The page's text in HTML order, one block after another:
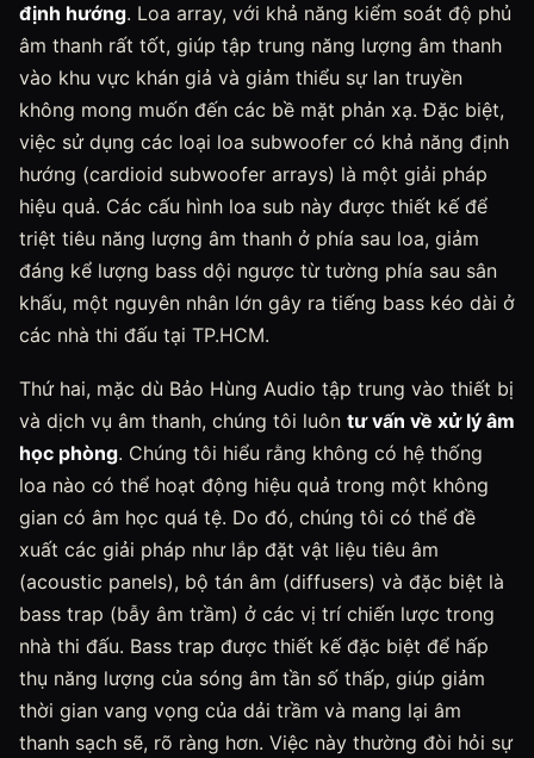
định hướng. Loa array, với khả năng kiểm soát độ phủ
âm thanh rất tốt, giúp tập trung năng lượng âm thanh
vào khu vực khán giả và giảm thiểu sự lan truyền
không mong muốn đến các bề mặt phản xạ. Đặc biệt,
việc sử dụng các loại loa subwoofer có khả năng định
hướng (cardioid subwoofer arrays) là một giải pháp
hiệu quả. Các cấu hình loa sub này được thiết kế để
triệt tiêu năng lượng âm thanh ở phía sau loa, giảm
đáng kể lượng bass dội ngược từ tường phía sau sân
khấu, một nguyên nhân lớn gây ra tiếng bass kéo dài ở
các nhà thi đấu tại TP.HCM.
Thứ hai, mặc dù Bảo Hùng Audio tập trung vào thiết bị
và dịch vụ âm thanh, chúng tôi luôn tư vấn về xử lý âm
học phòng. Chúng tôi hiểu rằng không có hệ thống
loa nào có thể hoạt động hiệu quả trong một không
gian có âm học quá tệ. Do đó, chúng tôi có thể đề
xuất các giải pháp như lắp đặt vật liệu tiêu âm
(acoustic panels), bộ tán âm (diffusers) và đặc biệt là
bass trap (bẫy âm trầm) ở các vị trí chiến lược trong
nhà thi đấu. Bass trap được thiết kế đặc biệt để hấp
thụ năng lượng của sóng âm tần số thấp, giúp giảm
thời gian vang vọng của dải trầm và mang lại âm
thanh sạch sẽ, rõ ràng hơn. Việc này thường đòi hỏi sự